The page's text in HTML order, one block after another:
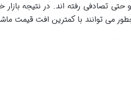
تصادفی رفته اند. در نتیجه
می توانند با کمترین افت قیمت